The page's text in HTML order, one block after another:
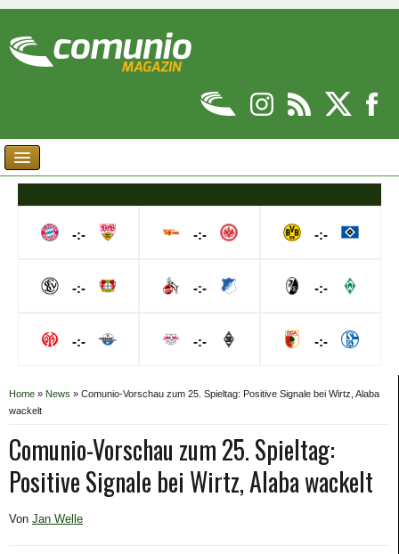
-:-
-:-
-:-
-:-
-:-
-:-
-:-
-:-
-:-
Home » News » Comunio-Vorschau zum 25. Spieltag: Positive Signale bei Wirtz, Alaba
wackelt
Comunio-Vorschau zum 25. Spieltag:
Positive Signale bei Wirtz, Alaba wackelt
Von Jan Welle